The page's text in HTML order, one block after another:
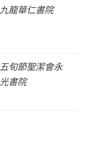
九龍華仁書院
五旬節聖潔會永
光書院